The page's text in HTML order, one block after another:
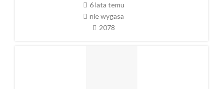
6 lata temu
nie wygasa
2078